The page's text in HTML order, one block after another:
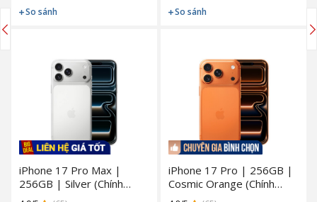
So sánh
iPhone 17 Pro Max |
256GB | Silver (Chính
Hãng)
So sánh
iPhone 17 Pro | 256GB |
Cosmic Orange (Chính
Hãng)